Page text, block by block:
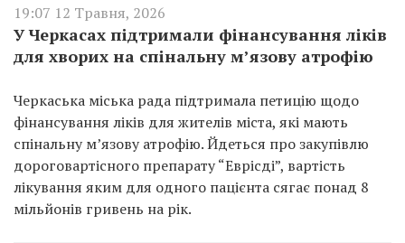
19:07 12 Травня, 2026
У Черкасах підтримали фінансування ліків
для хворих на спінальну м’язову атрофію
Черкаська міська рада підтримала петицію щодо
фінансування ліків для жителів міста, які мають
спінальну м’язову атрофію. Йдеться про закупівлю
дороговартісного препарату “Еврісді”, вартість
лікування яким для одного пацієнта сягає понад 8
мільйонів гривень на рік.